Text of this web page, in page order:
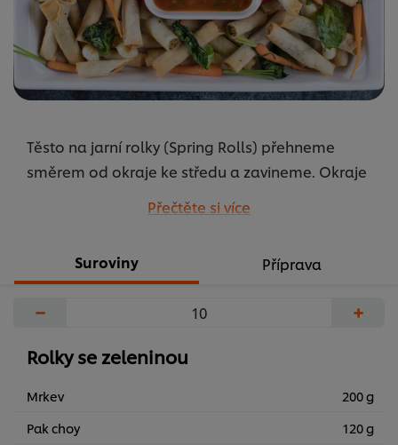
Těsto na jarní rolky (Spring Rolls) přehneme
směrem od okraje ke středu a zavineme. Okraje
Přečtěte si více
Suroviny Příprava
− +
Rolky se zeleninou
Mrkev
200 g
Pak choy
120 g